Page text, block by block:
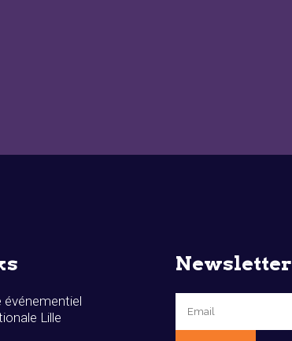
événementiel
Lille
Newsletter